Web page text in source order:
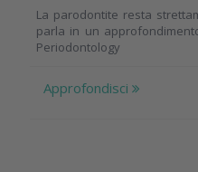
La parodontite resta
parla in un
Periodontology
Approfondisci